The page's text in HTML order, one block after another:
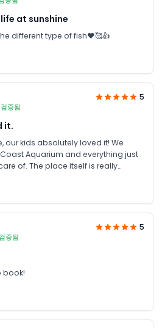
at sunshine
Its really relaxing to see the different type of fish❤️🥰👍
검증됨
5
it.
our kids absolutely loved it! We
Coast Aquarium and everything just
of. The place itself is really
검증됨
5
book!